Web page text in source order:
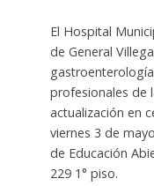
El Hospital
de General
profesionales de
actualización en
viernes 3 de
de Educación
229 1° piso.